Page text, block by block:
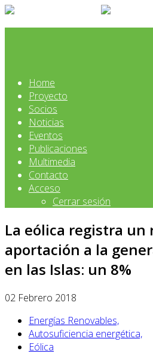
Home
Proyecto
Socios
Noticias
Eventos
Publicaciones
Multimedia
Contacto
Acceso
Cerrar sesión
La eólica registra un
aportación a la
en las Islas: un 8%
02 Febrero 2018
Energías Renovables,
Autosuficiencia energética,
Eólica